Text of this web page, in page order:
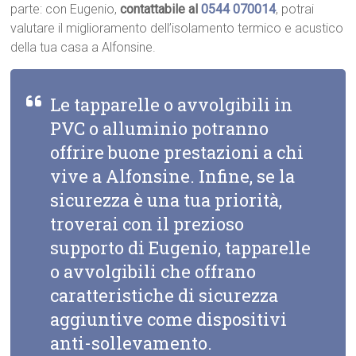
parte: con Eugenio,contattabile al0544 070014, potrai
valutare il miglioramento dell’isolamento termico e acustico
della tua casa a Alfonsine.
Le tapparelle o avvolgibili in
PVC o alluminio potranno
offrire buone prestazioni a chi
vive a Alfonsine. Infine, se la
sicurezza è una tua priorità,
troverai con il prezioso
supporto di Eugenio, tapparelle
o avvolgibili che offrano
caratteristiche di sicurezza
aggiuntive come dispositivi
anti-sollevamento.